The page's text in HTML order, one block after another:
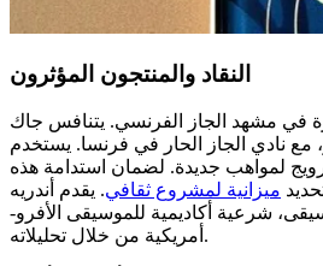
النقاد والمنتجون المؤثرون
في مشهد الجاز الفرنسي. يتنافس جاك
مع نادي الجاز الحار في فرنسا. يستخدم
لمواهب جديدة. لضمان استدامة هذه
ميزانية لمشروع ثقافي. يقدم أندريه
شرعية أكاديمية للموسيقى الأفرو-
أمريكية من خلال تحليلاته.